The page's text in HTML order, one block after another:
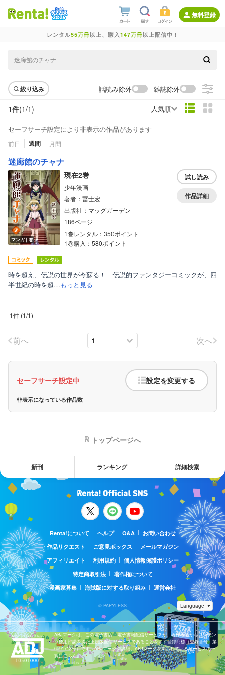
無料登録
レンタル55万冊以上、購入147万冊以上配信中！
絞り込み 話読み除外 雑誌除外
1件(1/1) 人気順
セーフサーチ設定により非表示の作品があります
前日 週間 月間
迷廊館のチャナ
マンガ｜巻
現在2巻
少年漫画
著者：冨士宏
出版社：マッグガーデン
186ページ
1巻レンタル：350ポイント
1巻購入：580ポイント
試し読み
作品詳細
時を超え、伝説の世界が今蘇る！ 伝説的ファンタジーコミックが、四
半世紀の時を超…もっと見る
1件 (1/1)
前へ 次へ
セーフサーチ設定中 設定を変更する
非表示になっている作品数
女性写真集
トップページへ
新刊 ランキング 詳細検索
Renta!について ヘルプ Q&A
お問い合わせ
作品リクエスト
ご意見ボックス
メールマガジン
アフィリエイト
利用規約
個人情報保護ポリシー
特定商取引法
著作権について
漫画家募集
海賊版に対する取り組み 運営会社
© PAPYLESS
ABJマークは、この電子書店・電子書籍配信サービスが、著作権者からコンテン
ツ使用許諾を得た正規版配信サービスであることを示す登録商標（登録番号 第
6091713号）です。ABJマークの詳細、ABJマークを掲示しているサービスの一
覧はこちら。
https://aebs.or.jp